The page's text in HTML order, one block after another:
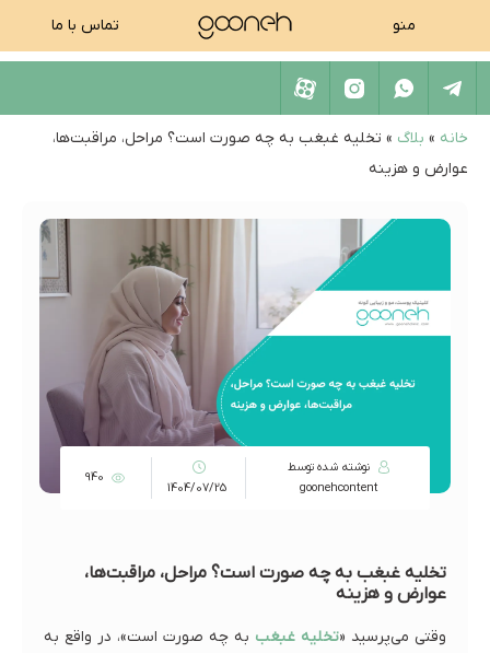
منو تماس با ما
خانه » بلاگ » تخلیه غبغب به چه صورت است؟ مراحل، مراقبت‌ها،
عوارض و هزینه
نوشته شده توسط
goonehcontent
1404/07/25
940
تخلیه غبغب به چه صورت است؟ مراحل، مراقبت‌ها،
عوارض و هزینه
وقتی می‌پرسید «تخلیه غبغب به چه صورت است»، در واقع به